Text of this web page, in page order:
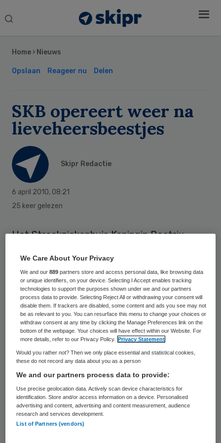
Search
Home › Nieuws
Opslaan Reageer nu Delen
SKB opereert weer na
lieveheersbeestjes
Skipr Redactie
6 april 2010, 08:21
25 keer gelezen
Het Streekziekenhuis Koningin Beatrix
weer geopend. Woensdag 31 maart werden
vier van de vijf ok’s gesloten, nadat er
lieveheersbeestjes waren aangetroffen.
Veilige situatie
“We hebben alles nagelopen en alle naden en
kiertjes gedicht. De situatie is weer veilig”,
zeiSKB-woordvoerder Maarten ten Voorde
dinsdag. Een aantaloperatiesmoest
worden uitgesteld, spoedoperaties konden
wel doorgaan. (ANP)
Sidebar
We Care About Your Privacy
We and our889 partners store and access personal data, like browsing data
or unique identifiers, on your device. Selecting I Accept enables tracking
technologies to support the purposes shown under we and our partners
process data to provide. Selecting Reject All or withdrawing your consent will
disable them. If trackers are disabled, some content and ads you see may not
be as relevant to you. You can resurface this menu to change your choices or
withdraw consent at any time by clicking the Manage Preferences link on the
bottom of the webpage. Your choices will have effect within our Website. For
more details, refer to our Privacy Policy.
Privacy Statement
Would you rather not? Then we only place essential and statistical cookies,
these do not record any data about you as a person
We and our partners process data to provide:
Use precise geolocation data. Actively scan device characteristics for
identification. Store and/or access information on a device. Personalised
advertising and content, advertising and content measurement, audience
research and services development.
List of Partners (vendors)